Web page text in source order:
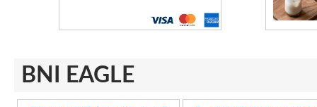
BNI EAGLE